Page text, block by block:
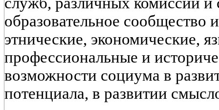
образовательное сообщество
этнические, экономические,
профессиональные и
возможности социума в
потенциала, в развитии